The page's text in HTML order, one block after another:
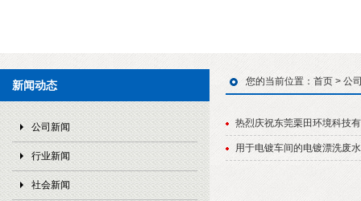
新闻动态
公司新闻
行业新闻
社会新闻
您的当前位置： 首页 > 公
热烈庆祝东莞栗田环境科技
用于电镀车间的电镀漂洗废